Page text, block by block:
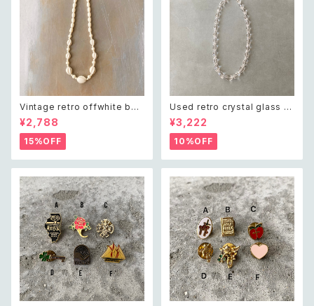
Vintage retro offwhite bea
ds necklace レトロ ヴィンテ
ージ アクセサリー オフホワイト
ビーズ ネックレス
¥2,788
15%OFF
Used retro crystal glass b
eads necklace レトロ ユーズ
ド アクセサリー クリスタル ガラ
ス ビーズ ネックレス
¥3,222
10%OFF